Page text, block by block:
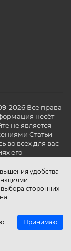
удобства
выбора сторонних
Принимаю
2026 Все права
несёт
не является
Статьи
во всех для вас
его